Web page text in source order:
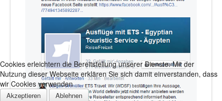
Cookies erleichtern die Bereitstellung unserer Dienste. Mit der
Nutzung dieser Webseite erklären Sie sich damit einverstanden, dass
wir Cookies verwenden
Akzeptieren Ablehnen